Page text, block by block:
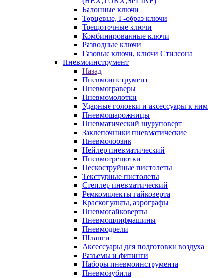
Балонные ключи
Торцевые, Г-образ ключи
Трещоточные ключи
Комбинированные ключи
Разводные ключи
Газовые ключи, ключи Стилсона
Пневмоинструмент
Назад
Пневмоинструмент
Пневмограверы
Пневмомолотки
Ударные головки и аксессуары к ним
Пневмошарожницы
Пневматический шуруповерт
Заклепочники пневматические
Пневмолобзик
Нейлер пневматический
Пневмотрещотки
Пескоструйные пистолеты
Текстурные пистолеты
Степлер пневматический
Ремкомплекты гайковерта
Краскопульты, аэрографы
Пневмогайковерты
Пневмошлифмашины
Пневмодрели
Шланги
Аксессуары для подготовки воздуха
Разъемы и фитинги
Наборы пневмоинструмента
Пневмозубила